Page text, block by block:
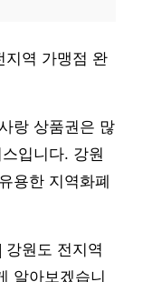
지역 가맹점 완
랑 상품권은 많
입니다. 강원
용한 지역화폐
강원도 전지역
알아보겠습니